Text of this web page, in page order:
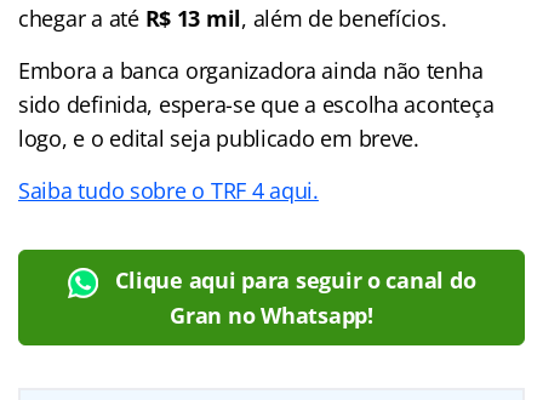
chegar a até R$ 13 mil, além de benefícios.
Embora a banca organizadora ainda não tenha
sido definida, espera-se que a escolha aconteça
logo, e o edital seja publicado em breve.
Saiba tudo sobre o TRF 4 aqui.
Clique aqui para seguir o canal do
Gran no Whatsapp!